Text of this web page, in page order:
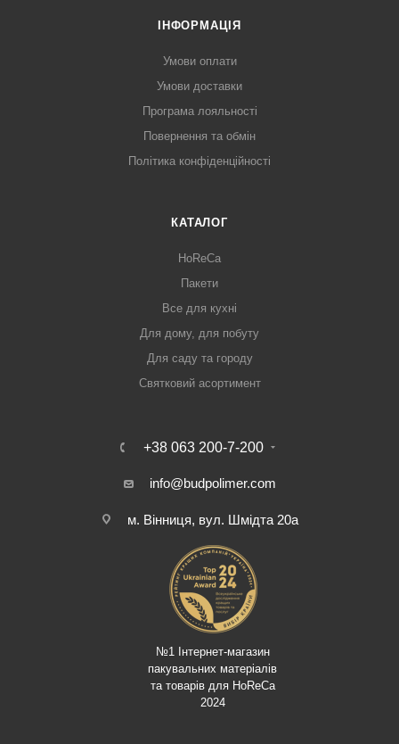
ІНФОРМАЦІЯ
Умови оплати
Умови доставки
Програма лояльності
Повернення та обмін
Політика конфіденційності
КАТАЛОГ
HoReCa
Пакети
Все для кухні
Для дому, для побуту
Для саду та городу
Святковий асортимент
+38 063 200-7-200
info@budpolimer.com
м. Вінниця, вул. Шмідта 20а
№1 Інтернет-магазин
пакувальних матеріалів
та товарів для HoReCa
2024